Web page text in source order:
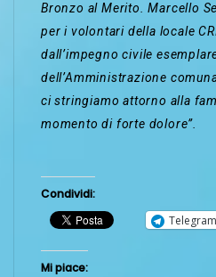
Bronzo al Merito. Marcello
per i volontari della locale
dall’impegno civile
dell’Amministrazione
ci stringiamo attorno alla
momento di forte dolore”.
Condividi:
Telegram
Mi piace: